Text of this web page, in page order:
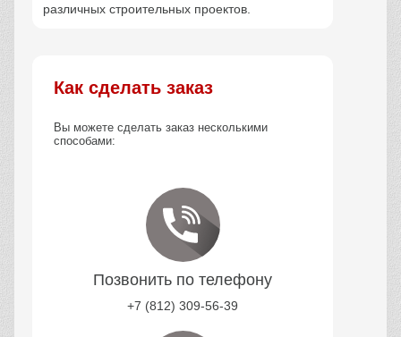
различных строительных проектов.
Как сделать заказ
Вы можете сделать заказ несколькими
способами:
Позвонить по телефону
+7 (812) 309-56-39